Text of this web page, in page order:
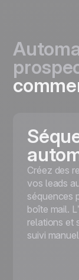
Créez des
vos leads
séquences
boîte mail.
relations et
suivi